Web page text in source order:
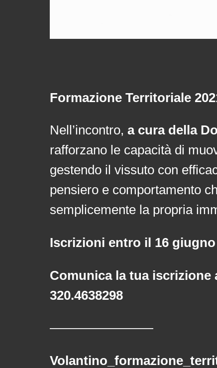
Formazione Territoriale
Nell’incontro, a cura della
rafforzano le capacità di
gestendo il vissuto con
pensiero e comportamento
semplicemente la propria
Iscrizioni entro il 16 giugno
Comunica la tua iscrizione
320.4638298
————————